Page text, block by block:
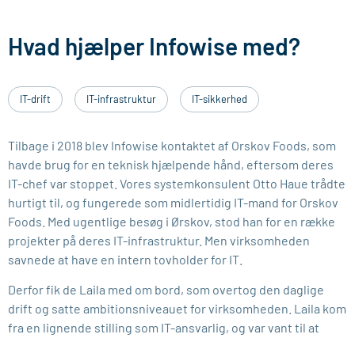
Hvad hjælper Infowise med?
IT-drift IT-infrastruktur IT-sikkerhed
Tilbage i 2018 blev Infowise kontaktet af Orskov Foods, som
havde brug for en teknisk hjælpende hånd, eftersom deres
IT-chef var stoppet. Vores systemkonsulent Otto Haue trådte
hurtigt til, og fungerede som midlertidig IT-mand for Orskov
Foods. Med ugentlige besøg i Ørskov, stod han for en række
projekter på deres IT-infrastruktur. Men virksomheden
savnede at have en intern tovholder for IT.
Derfor fik de Laila med om bord, som overtog den daglige
drift og satte ambitionsniveauet for virksomheden. Laila kom
fra en lignende stilling som IT-ansvarlig, og var vant til at